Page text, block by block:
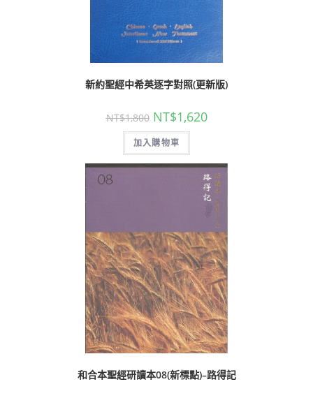
新約聖經中希英逐字對照(更新版)
NT$1,800 NT$1,620
加入購物車
和合本聖經研讀本08(新標點)–路得記